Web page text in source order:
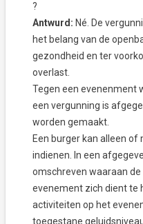
?
Antwurd: Né. De
het belang van de
gezondheid en ter
overlast.
Tegen een evenenment
een vergunning is
worden gemaakt.
Een burger kan alleen
indienen. In een
omschreven waaraan
evenement zich dient te
activiteiten op het
toegestane